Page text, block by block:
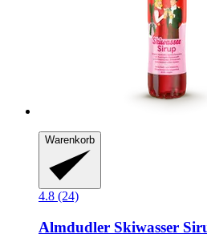
Warenkorb
4.8 (24)
Almdudler Skiwasser